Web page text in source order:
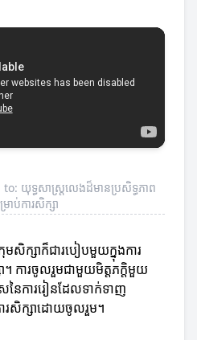
យុទ្ធសាស្ត្រលេងដ៏មានប្រសិទ្ធភាព
ាប់ការសិក្សា
មសិក្សាក៏ជារបៀបមួយក្នុងការ
ការចូលរួមជាមួយមិត្តភក្តិមួយ
នៃការរៀនដែលទាក់ទាញ
រសិក្សាដោយចូលរួម។